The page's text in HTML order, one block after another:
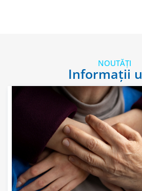
NOUTĂȚI
Informații